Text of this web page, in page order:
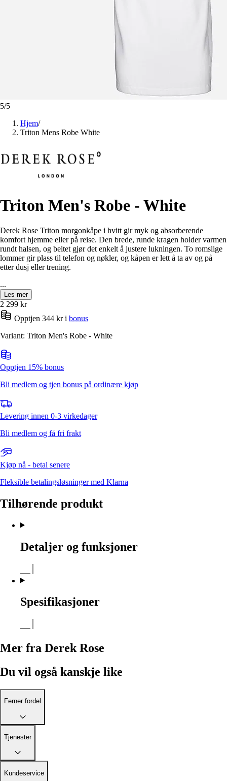
5/5
Hjem/
Triton Mens Robe White
Triton Men's Robe - White
Derek Rose Triton morgonkåpe i hvitt gir myk og absorberende
komfort hjemme eller på reise. Den brede, runde kragen holder varmen
rundt halsen, og beltet gjør det enkelt å justere lukningen. To romslige
lommer gir plass til telefon og nøkler, og kåpen er lett å ta av og på
etter dusj eller trening.
...
Les mer
2 299 kr
Opptjen 344 kr i bonus
Variant: Triton Men's Robe - White
Opptjen 15% bonus
Bli medlem og tjen bonus på ordinære kjøp
Levering innen 0-3 virkedager
Bli medlem og få fri frakt
Kjøp nå - betal senere
Fleksible betalingsløsninger med Klarna
Tilhørende produkt
Detaljer og funksjoner
Spesifikasjoner
Mer fra Derek Rose
Du vil også kanskje like
Ferner fordel
Tjenester
Kundeservice